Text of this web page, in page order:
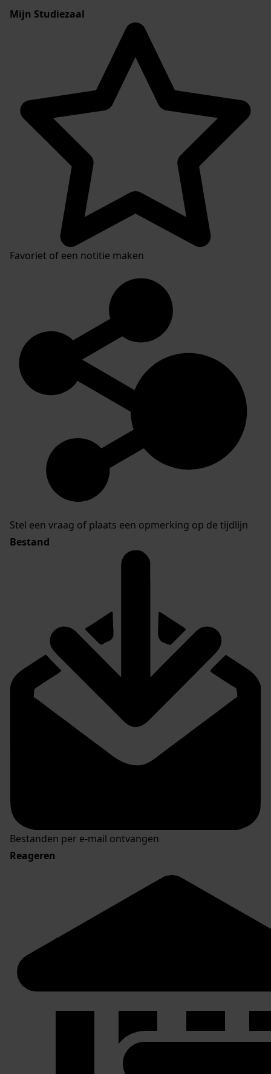
Mijn Studiezaal
Favoriet of een notitie maken
Stel een vraag of plaats een opmerking op de tijdlijn
Bestand
Bestanden per e-mail ontvangen
Reageren